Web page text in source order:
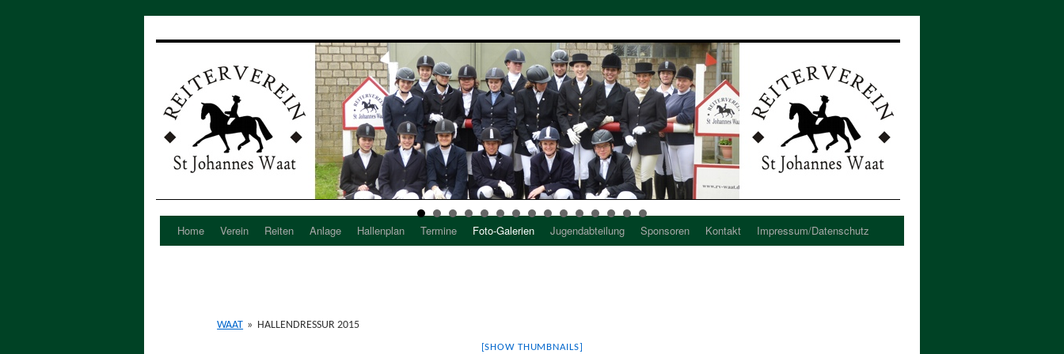
ZumHome Verein Reiten Anlage Hallenplan Termine Foto-Galerien Jugendabteilung Sponsoren Kontakt Impressum/Datenschutz
WAAT » HALLENDRESSUR 2015
[SHOW THUMBNAILS]